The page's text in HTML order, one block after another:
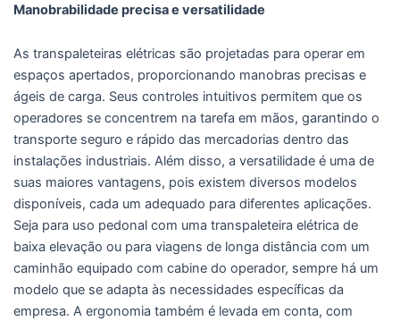
Manobrabilidade precisa e versatilidade
As transpaleteiras elétricas são projetadas para operar em
espaços apertados, proporcionando manobras precisas e
ágeis de carga. Seus controles intuitivos permitem que os
operadores se concentrem na tarefa em mãos, garantindo o
transporte seguro e rápido das mercadorias dentro das
instalações industriais. Além disso, a versatilidade é uma de
suas maiores vantagens, pois existem diversos modelos
disponíveis, cada um adequado para diferentes aplicações.
Seja para uso pedonal com uma transpaleteira elétrica de
baixa elevação ou para viagens de longa distância com um
caminhão equipado com cabine do operador, sempre há um
modelo que se adapta às necessidades específicas da
empresa. A ergonomia também é levada em conta, com